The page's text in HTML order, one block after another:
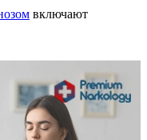
включают